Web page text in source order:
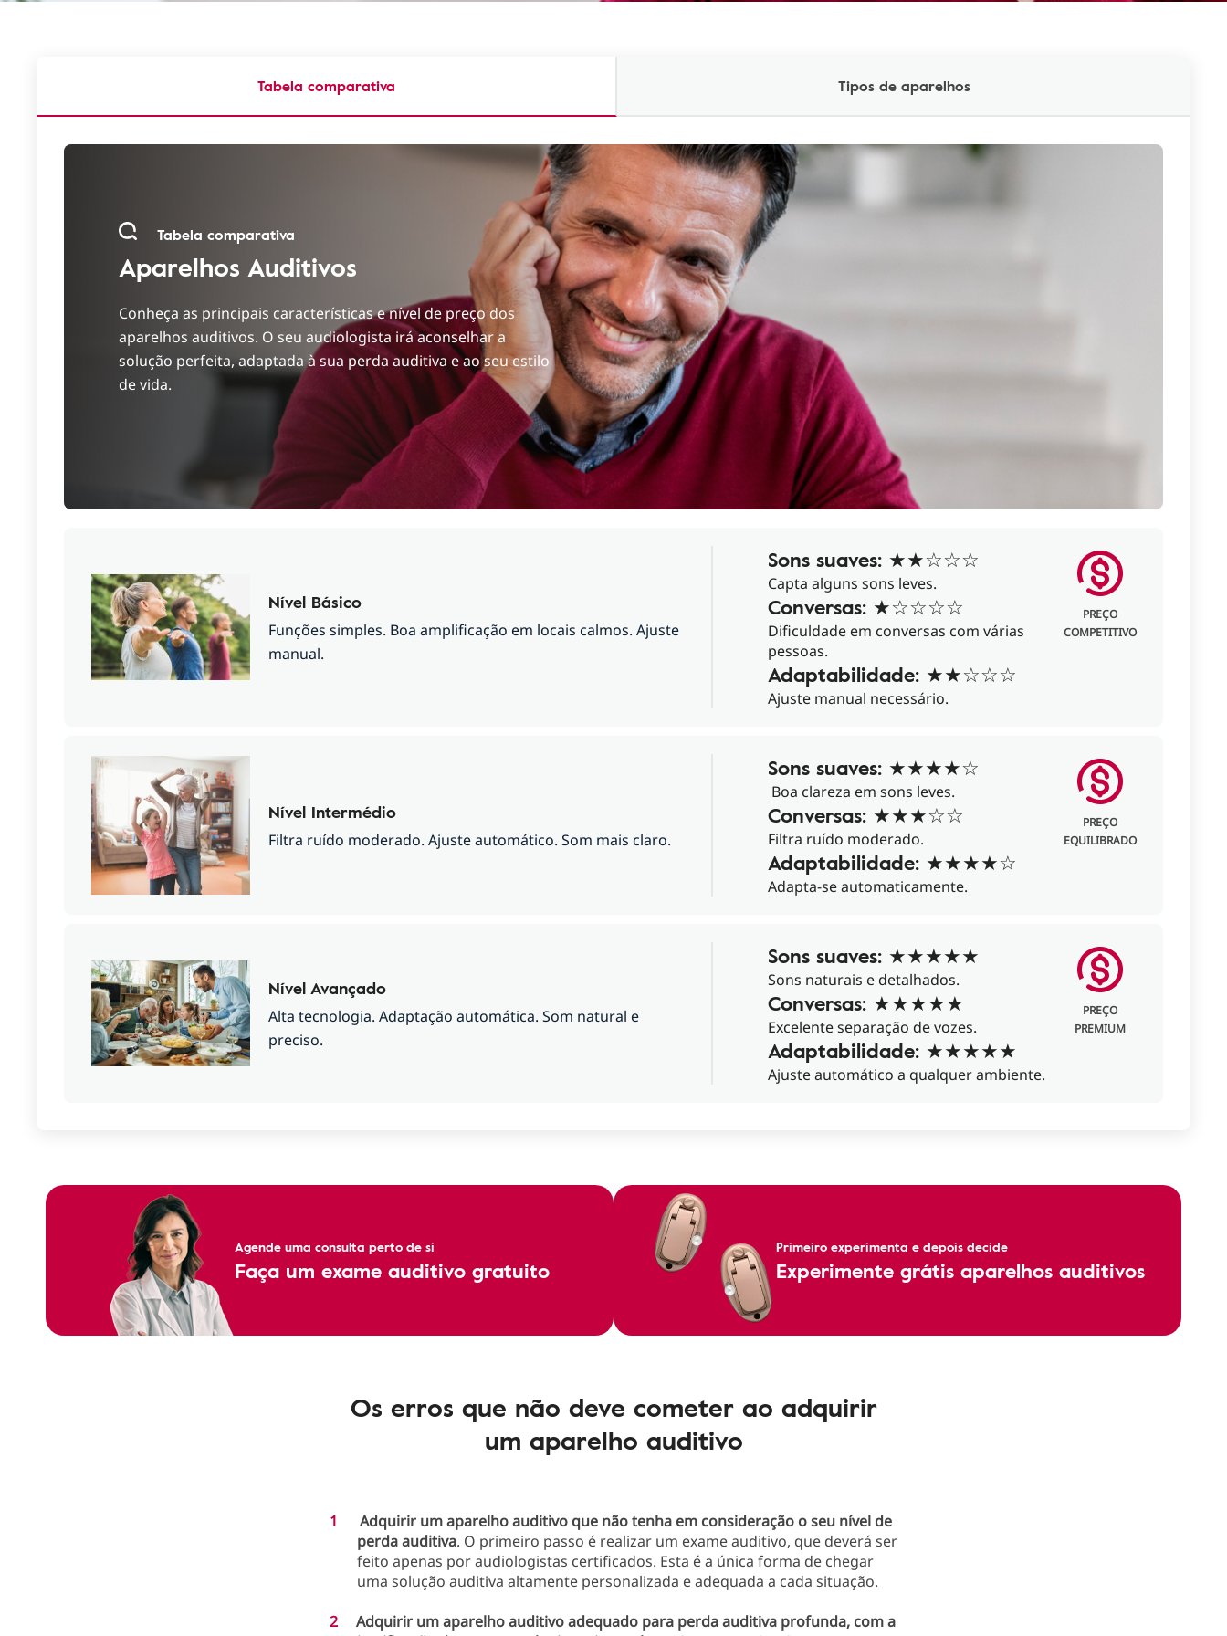
Tabela comparativa Tipos de aparelhos
Tabela comparativa
Aparelhos Auditivos
Conheça as principais características e nível de preço dos
aparelhos auditivos. O seu audiologista irá aconselhar a
solução perfeita, adaptada à sua perda auditiva e ao seu estilo
de vida.
Nível Básico
Funções simples. Boa amplificação em locais calmos. Ajuste
manual.
Sons suaves: ★★☆☆☆
Capta alguns sons leves.
Conversas: ★☆☆☆☆
Dificuldade em conversas com várias
pessoas.
Adaptabilidade: ★★☆☆☆
Ajuste manual necessário.
PREÇO
COMPETITIVO
Nível Intermédio
Filtra ruído moderado. Ajuste automático. Som mais claro.
Sons suaves: ★★★★☆
Boa clareza em sons leves.
Conversas: ★★★☆☆
Filtra ruído moderado.
Adaptabilidade: ★★★★☆
Adapta-se automaticamente.
PREÇO
EQUILIBRADO
Nível Avançado
Alta tecnologia. Adaptação automática. Som natural e
preciso.
Sons suaves: ★★★★★
Sons naturais e detalhados.
Conversas: ★★★★★
Excelente separação de vozes.
Adaptabilidade: ★★★★★
Ajuste automático a qualquer ambiente.
PREÇO
PREMIUM
Agende uma consulta perto de si
Faça um exame auditivo gratuito
Primeiro experimenta e depois decide
Experimente grátis aparelhos auditivos
Os erros que não deve cometer ao adquirir
um aparelho auditivo
Adquirir um aparelho auditivo que não tenha em consideração o seu nível de
perda auditiva. O primeiro passo é realizar um exame auditivo, que deverá ser
feito apenas por audiologistas certificados. Esta é a única forma de chegar
uma solução auditiva altamente personalizada e adequada a cada situação.
Adquirir um aparelho auditivo adequado para perda auditiva profunda, com a